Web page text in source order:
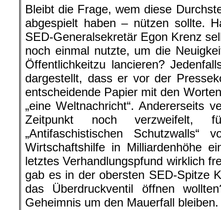
Bleibt die Frage, wem diese
abgespielt haben – nützen sollte.
SED-Generalsekretär Egon Krenz
noch einmal nutzte, um die
Öffentlichkeitzu lancieren?
dargestellt, dass er vor der
entscheidende Papier mit den
„eine Weltnachricht“. Andererseits
Zeitpunkt noch verzweifelt,
„Antifaschistischen Schutzwalls“
Wirtschaftshilfe in Milliardenhöhe
letztes Verhandlungspfund wirklich
gab es in der obersten SED-Spitze
das Überdruckventil öffnen
Geheimnis um den Mauerfall bleiben.